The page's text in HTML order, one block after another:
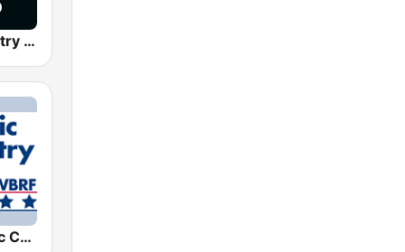
Classic Country Radio
WBRF Classic Country 98.1 FM